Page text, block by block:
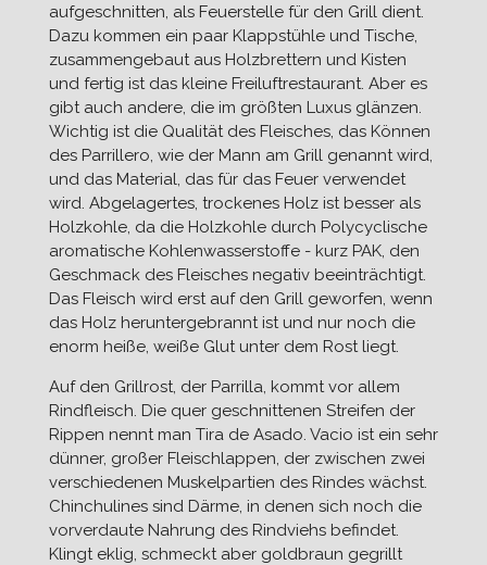
aufgeschnitten, als Feuerstelle für den Grill dient.
Dazu kommen ein paar Klappstühle und Tische,
zusammengebaut aus Holzbrettern und Kisten
und fertig ist das kleine Freiluftrestaurant. Aber es
gibt auch andere, die im größten Luxus glänzen.
Wichtig ist die Qualität des Fleisches, das Können
des Parrillero, wie der Mann am Grill genannt wird,
und das Material, das für das Feuer verwendet
wird. Abgelagertes, trockenes Holz ist besser als
Holzkohle, da die Holzkohle durch Polycyclische
aromatische Kohlenwasserstoffe - kurz ⁠PAK⁠, den
Geschmack des Fleisches negativ beeinträchtigt.
Das Fleisch wird erst auf den Grill geworfen, wenn
das Holz heruntergebrannt ist und nur noch die
enorm heiße, weiße Glut unter dem Rost liegt.
Auf den Grillrost, der Parrilla, kommt vor allem
Rindfleisch. Die quer geschnittenen Streifen der
Rippen nennt man Tira de Asado. Vacio ist ein sehr
dünner, großer Fleischlappen, der zwischen zwei
verschiedenen Muskelpartien des Rindes wächst.
Chinchulines sind Därme, in denen sich noch die
vorverdaute Nahrung des Rindviehs befindet.
Klingt eklig, schmeckt aber goldbraun gegrillt